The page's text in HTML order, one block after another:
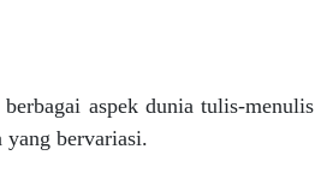
aspek dunia tulis-menulis
yang bervariasi.